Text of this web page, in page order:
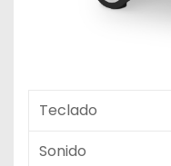
Teclado
Sonido